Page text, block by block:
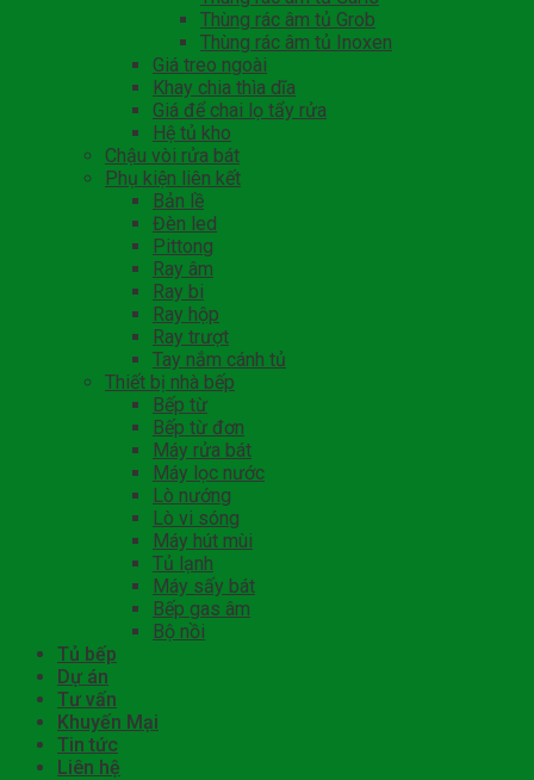
Thùng rác âm tủ Grob
Thùng rác âm tủ Inoxen
Giá treo ngoài
Khay chia thìa dĩa
Giá để chai lọ tẩy rửa
Hệ tủ kho
Chậu vòi rửa bát
Phụ kiện liên kết
Bản lề
Đèn led
Pittong
Ray âm
Ray bi
Ray hộp
Ray trượt
Tay nắm cánh tủ
Thiết bị nhà bếp
Bếp từ
Bếp từ đơn
Máy rửa bát
Máy lọc nước
Lò nướng
Lò vi sóng
Máy hút mùi
Tủ lạnh
Máy sấy bát
Bếp gas âm
Bộ nồi
Tủ bếp
Dự án
Tư vấn
Khuyến Mại
Tin tức
Liên hệ